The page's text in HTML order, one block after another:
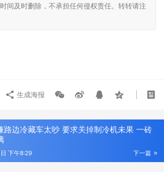
间及时删除，不承担任何侵权责任。转转请注
生成海报
路边冷藏车太吵 要求关掉制冷机未果 一砖
下一篇
下午8:29
商
以太之心Attune国产端侧推理一体机重磅展